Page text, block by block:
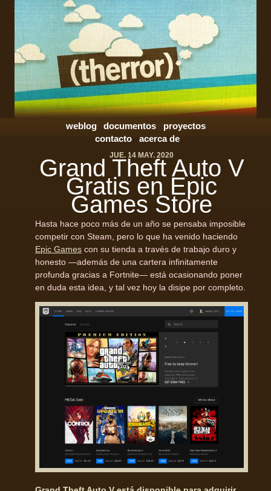
weblog documentos
proyectos
contacto
acerca de
JUE. 14 MAY. 2020
Grand Theft Auto V
Gratis en Epic
Games Store
Hasta hace poco más de un año se pensaba imposible
competir con Steam, pero lo que ha venido haciendo
Epic Games con su tienda a través de trabajo duro y
honesto —además de una cartera infinitamente
profunda gracias a Fortnite— está ocasionando poner
en duda esta idea, y tal vez hoy la disipe por completo.